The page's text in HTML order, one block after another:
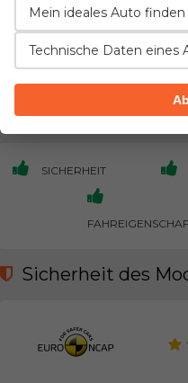
Treten Sie der
Vor- und
SICHERHEIT
Sicherheit des
Mein ideales Auto finden
Technische Daten eines